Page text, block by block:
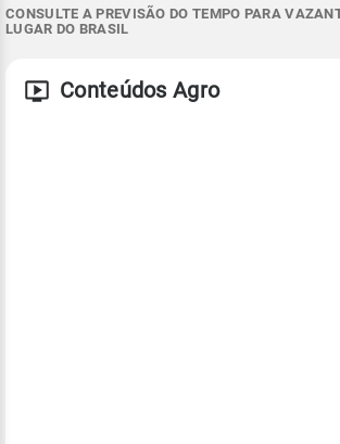
CONSULTE A PREVISÃO DO TEMPO PARA
LUGAR DO BRASIL
Conteúdos Agro